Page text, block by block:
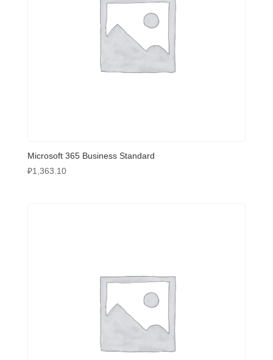
Microsoft 365 Business Standard
₽1,363.10